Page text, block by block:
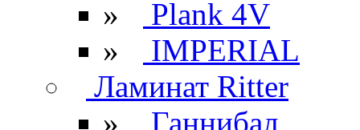
»
Plank 4V
»
IMPERIAL
Ламинат Ritter
»
Ганнибал